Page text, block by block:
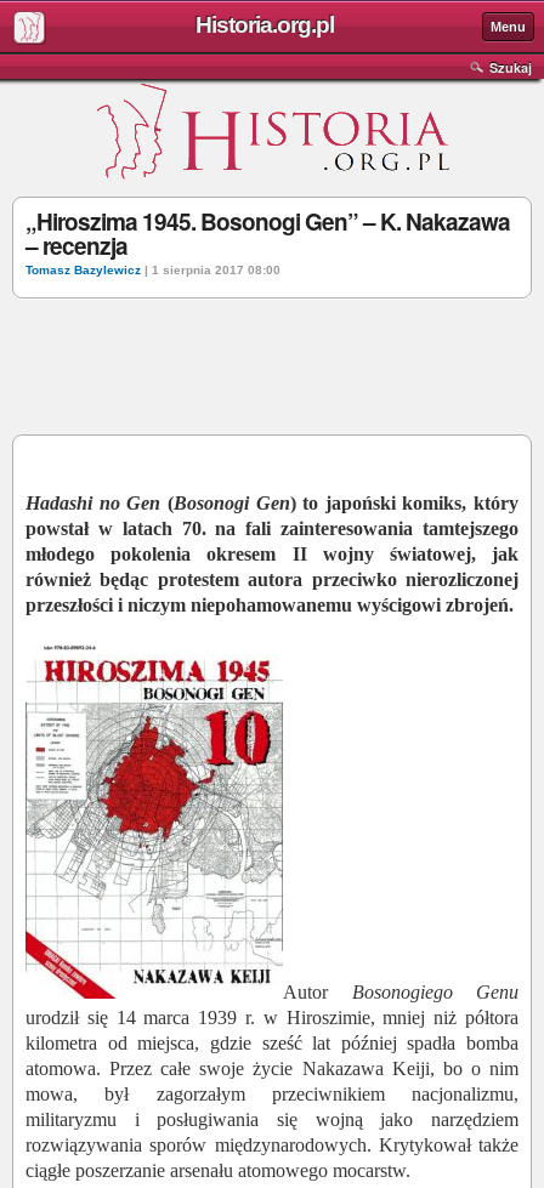
Historia.org.pl Menu
Szukaj
„Hiroszima 1945. Bosonogi Gen” – K. Nakazawa
– recenzja
Tomasz Bazylewicz | 1 sierpnia 2017 08:00
Hadashi no Gen (Bosonogi Gen) to japoński komiks, który
powstał w latach 70. na fali zainteresowania tamtejszego
młodego pokolenia okresem II wojny światowej, jak
również będąc protestem autora przeciwko nierozliczonej
przeszłości i niczym niepohamowanemu wyścigowi zbrojeń.
Autor Bosonogiego Genu
urodził się 14 marca 1939 r. w Hiroszimie, mniej niż półtora
kilometra od miejsca, gdzie sześć lat później spadła bomba
atomowa. Przez całe swoje życie Nakazawa Keiji, bo o nim
mowa, był zagorzałym przeciwnikiem nacjonalizmu,
militaryzmu i posługiwania się wojną jako narzędziem
rozwiązywania sporów międzynarodowych. Krytykował także
ciągłe poszerzanie arsenału atomowego mocarstw.